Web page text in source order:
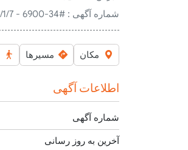
شماره آگهی : #34-6900 - 1404/1/7
مکان مسیرها
اطلاعات آگهی
شماره آگهی
آخرین به روز رسانی